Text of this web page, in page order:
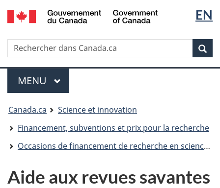
Passer
au
principal
Passer
à
version
HTML
simplifiée
de
la
EN
Government
Recherche
Rechercher
dans
Canada.ca
Menu
MENU PRINCIPAL
Vous
êtes
ici :
Canada.ca
Science et innovation
Financement, subventions et prix pour la recherche
Occasions de financement de recherche en sciences humaines
Aide aux revues savantes